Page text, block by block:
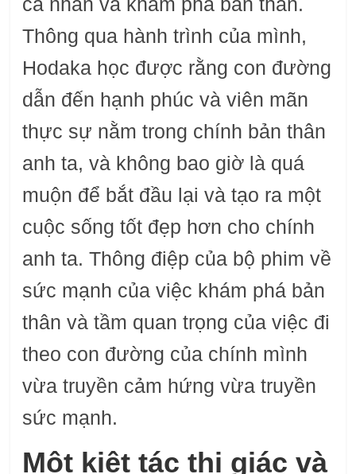
Thông qua hành trình của mình,
Hodaka học được rằng con đường
dẫn đến hạnh phúc và viên mãn
thực sự nằm trong chính bản thân
anh ta, và không bao giờ là quá
muộn để bắt đầu lại và tạo ra một
cuộc sống tốt đẹp hơn cho chính
anh ta. Thông điệp của bộ phim về
sức mạnh của việc khám phá bản
thân và tầm quan trọng của việc đi
theo con đường của chính mình
vừa truyền cảm hứng vừa truyền
sức mạnh.
Một kiệt tác thị giác và